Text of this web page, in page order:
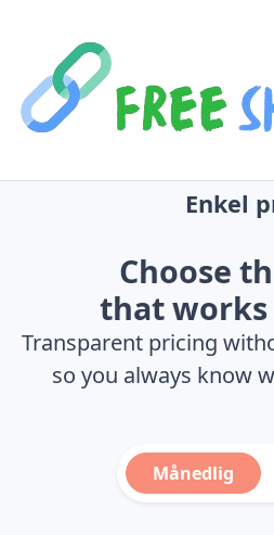
Enkel
Choose
that works
Transparent pricing
so you always know
Månedlig